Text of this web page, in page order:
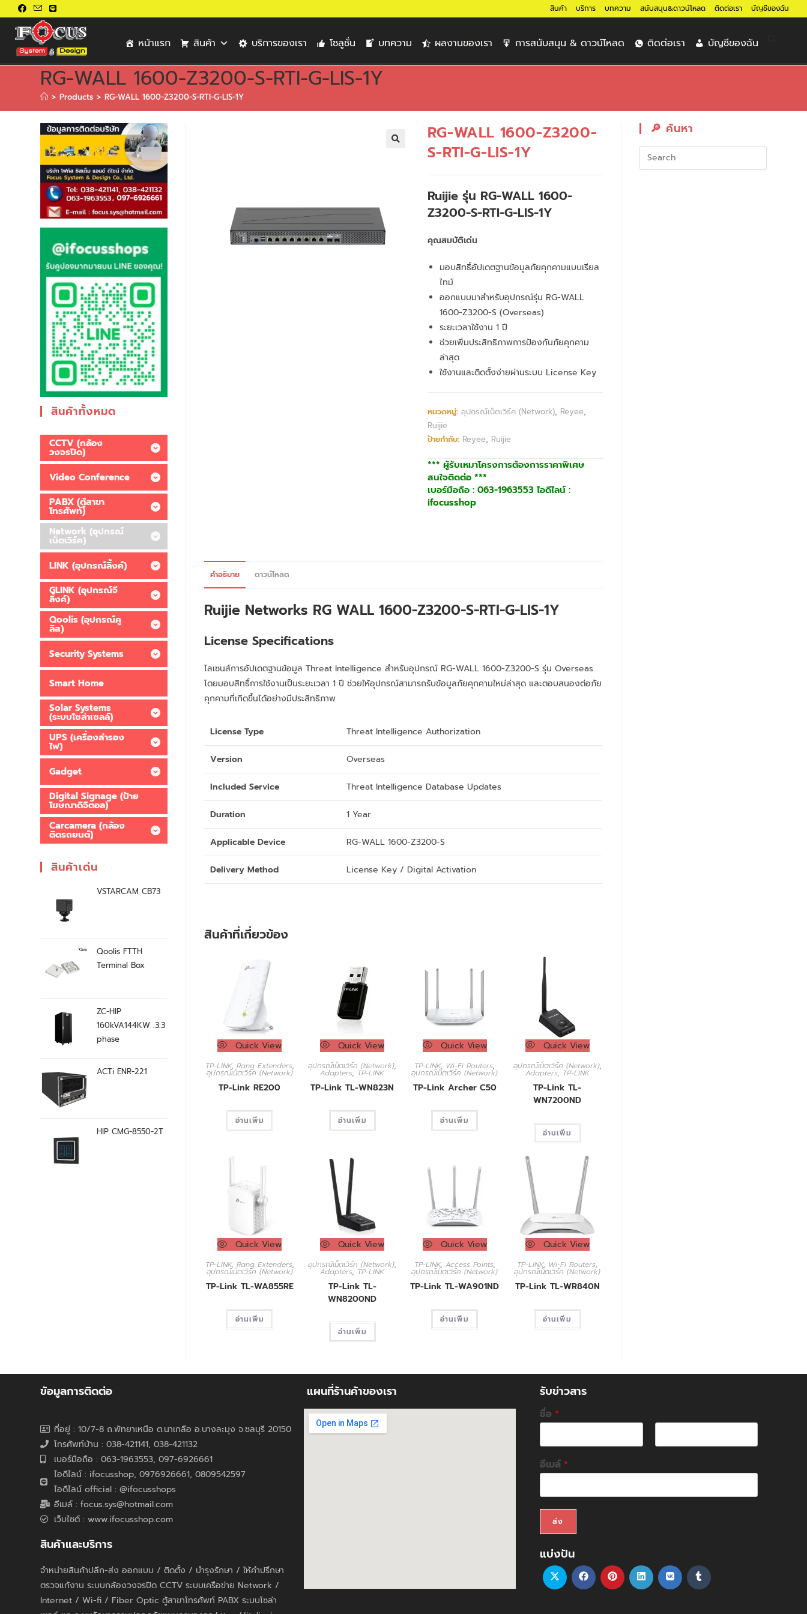
สินค้า บริการ บทความ สนับสนุน&ดาวน์โหลด ติดต่อเรา บัญชีของฉัน
หน้าแรก สินค้า บริการของเรา โซลูชั่น บทความ ผลงานของเรา การสนับสนุน & ดาวน์โหลด ติดต่อเรา บัญชีของฉัน
RG-WALL 1600-Z3200-S-RTI-G-LIS-1Y
> Products > RG-WALL 1600-Z3200-S-RTI-G-LIS-1Y
RG-WALL 1600-Z3200-
S-RTI-G-LIS-1Y
Ruijie รุ่น RG-WALL 1600-
Z3200-S-RTI-G-LIS-1Y
คุณสมบัติเด่น
มอบสิทธิ์อัปเดตฐานข้อมูลภัยคุกคามแบบเรียล
ไทม์
ออกแบบมาสำหรับอุปกรณ์รุ่น RG-WALL
1600-Z3200-S (Overseas)
ระยะเวลาใช้งาน 1 ปี
ช่วยเพิ่มประสิทธิภาพการป้องกันภัยคุกคาม
ล่าสุด
ใช้งานและติดตั้งง่ายผ่านระบบ License Key
หมวดหมู่: อุปกรณ์เน็ตเวิร์ค (Network), Reyee,
Ruijie
ป้ายกำกับ: Reyee, Ruijie
*** ผู้รับเหมาโครงการต้องการราคาพิเศษ
สนใจติดต่อ ***
เบอร์มือถือ : 063-1963553 ไอดีไลน์ :
ifocusshop
คำอธิบาย ดาวน์โหลด
Ruijie Networks RG WALL 1600-Z3200-S-RTI-G-LIS-1Y
License Specifications
ไลเซนส์การอัปเดตฐานข้อมูล Threat Intelligence สำหรับอุปกรณ์ RG-WALL 1600-Z3200-S รุ่น Overseas
โดยมอบสิทธิ์การใช้งานเป็นระยะเวลา 1 ปี ช่วยให้อุปกรณ์สามารถรับข้อมูลภัยคุกคามใหม่ล่าสุด และตอบสนองต่อภัย
คุกคามที่เกิดขึ้นได้อย่างมีประสิทธิภาพ
License Type Threat Intelligence Authorization
Version Overseas
Included Service Threat Intelligence Database Updates
Duration 1 Year
Applicable Device RG-WALL 1600-Z3200-S
Delivery Method License Key / Digital Activation
สินค้าที่เกี่ยวข้อง
Quick View
TP-LINK, Rang Extenders,
อุปกรณ์เน็ตเวิร์ค (Network)
TP-Link RE200
อ่านเพิ่ม
Quick View
อุปกรณ์เน็ตเวิร์ค (Network),
Adapters, TP-LINK
TP-Link TL-WN823N
อ่านเพิ่ม
Quick View
TP-LINK, Wi-Fi Routers,
อุปกรณ์เน็ตเวิร์ค (Network)
TP-Link Archer C50
อ่านเพิ่ม
Quick View
อุปกรณ์เน็ตเวิร์ค (Network),
Adapters, TP-LINK
TP-Link TL-
WN7200ND
อ่านเพิ่ม
Quick View
TP-LINK, Rang Extenders,
อุปกรณ์เน็ตเวิร์ค (Network)
TP-Link TL-WA855RE
อ่านเพิ่ม
Quick View
อุปกรณ์เน็ตเวิร์ค (Network),
Adapters, TP-LINK
TP-Link TL-
WN8200ND
อ่านเพิ่ม
Quick View
TP-LINK, Access Points,
อุปกรณ์เน็ตเวิร์ค (Network)
TP-Link TL-WA901ND
อ่านเพิ่ม
Quick View
TP-LINK, Wi-Fi Routers,
อุปกรณ์เน็ตเวิร์ค (Network)
TP-Link TL-WR840N
อ่านเพิ่ม
สินค้าทั้งหมด
CCTV (กล้อง
วงจรปิด)
Video Conference
PABX (ตู้สาขา
โทรศัพท์)
Network (อุปกรณ์
เน็ตเวิร์ค)
LINK (อุปกรณ์ลิ้งค์)
GLINK (อุปกรณ์จี
ลิ้งค์)
Qoolis (อุปกรณ์คู
ลิส)
Security Systems
Smart Home
Solar Systems
(ระบบโซล่าเซลล์)
UPS (เครื่องสำรอง
ไฟ)
Gadget
Digital Signage (ป้าย
โฆษณาดิจิตอล)
Carcamera (กล้อง
ติดรถยนต์)
สินค้าเด่น
VSTARCAM CB73
Qoolis FTTH
Terminal Box
ZC-HIP
160kVA144KW :3:3
phase
ACTi ENR-221
HIP CMG-8550-2T
🔎︎ ค้นหา
ข้อมูลการติดต่อ
ที่อยู่ : 10/7-8 ถ.พัทยาเหนือ ต.นาเกลือ อ.บางละมุง จ.ชลบุรี 20150
โทรศัพท์บ้าน : 038-421141, 038-421132
เบอร์มือถือ : 063-1963553, 097-6926661
ไอดีไลน์ : ifocusshop, 0976926661, 0809542597
ไอดีไลน์ official : @ifocusshops
อีเมล์ : focus.sys@hotmail.com
เว็บไซต์ : www.ifocusshop.com
สินค้าและบริการ
จำหน่ายสินค้าปลีก-ส่ง ออกแบบ / ติดตั้ง / บำรุงรักษา / ให้คำปรึกษา
ตรวจแก้งาน ระบบกล้องวงจรปิด CCTV ระบบเครือข่าย Network /
Internet / Wi-fi / Fiber Optic ตู้สาขาโทรศัพท์ PABX ระบบโซล่า
แผนที่ร้านค้าของเรา รับข่าวสาร
ชื่อ *
F
i
r
L
อีเมล์ *
ส่ง
แบ่งปัน